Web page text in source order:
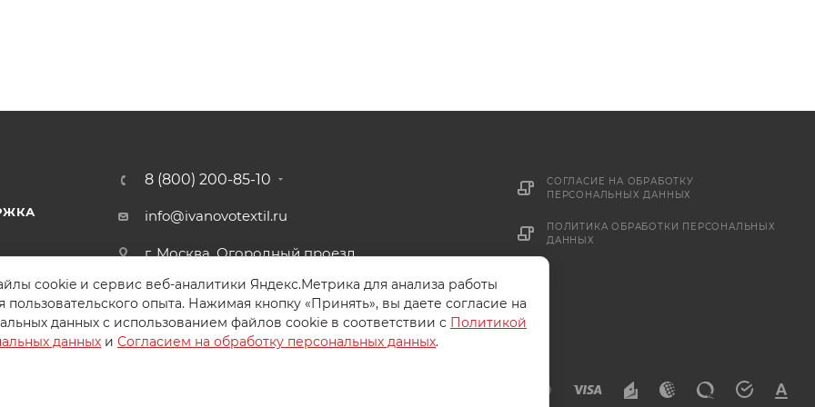
8 (800) 200-85-10
info@ivanovotextil.ru
г. Москва, Огородный проезд,
СОГЛАСИЕ НА ОБРАБОТКУ
ПЕРСОНАЛЬНЫХ ДАННЫХ
ПОЛИТИКА ОБРАБОТКИ ПЕРСОНАЛЬНЫХ
ДАННЫХ
cookie и сервис веб-аналитики Яндекс.Метрика для анализа работы
пользовательского опыта. Нажимая кнопку «Принять», вы даете согласие на
данных с использованием файлов cookie в соответствии с Политикой
данных и Согласием на обработку персональных данных.